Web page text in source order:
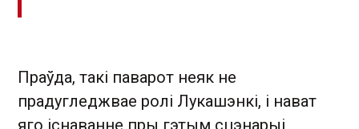
Праўда, такі паварот неяк не
прадугледжвае ролі Лукашэнкі, і нават
яго існаванне пры гэтым сцэнарыі